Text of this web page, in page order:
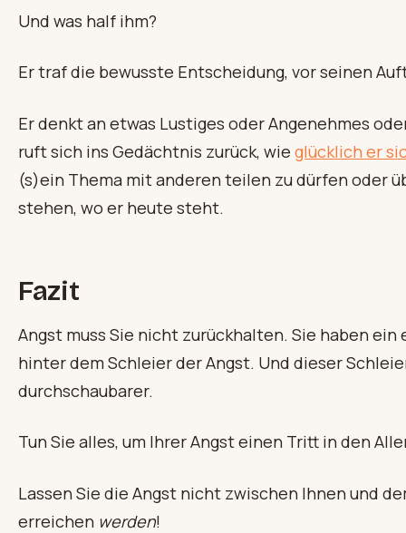
Und was half ihm?
Er traf die bewusste Entscheidung, vor seinen
Er denkt an etwas Lustiges oder Angenehmes
ruft sich ins Gedächtnis zurück, wie glücklich er
(s)ein Thema mit anderen teilen zu dürfen oder
stehen, wo er heute steht.
Fazit
Angst muss Sie nicht zurückhalten. Sie haben
hinter dem Schleier der Angst. Und dieser
durchschaubarer.
Tun Sie alles, um Ihrer Angst einen Tritt in den
Lassen Sie die Angst nicht zwischen Ihnen und
erreichen werden!